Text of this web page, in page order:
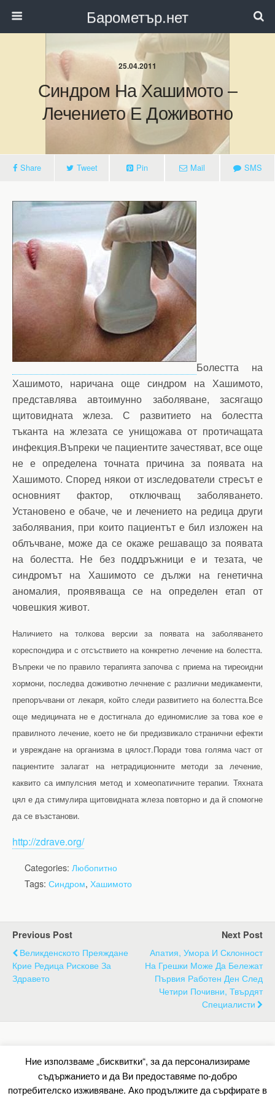
Барометър.нет
25.04.2011
Синдром На Хашимото –
Лечението Е Доживотно
Share Tweet Pin Mail SMS
Болестта на
Хашимото, наричана още синдром на Хашимото,
представлява автоимунно заболяване, засягащо
щитовидната жлеза. С развитието на болестта
тъканта на жлезата се унищожава от протичащата
инфекция.Въпреки че пациентите зачестяват, все още
не е определена точната причина за появата на
Хашимото. Според някои от изследователи стресът е
основният фактор, отключващ заболяването.
Установено е обаче, че и лечението на редица други
заболявания, при които пациентът е бил изложен на
облъчване, може да се окаже решаващо за появата
на болестта. Не без поддръжници е и тезата, че
синдромът на Хашимото се дължи на генетична
аномалия, проявяваща се на определен етап от
човешкия живот.
Наличието на толкова версии за появата на заболяването
кореспондира и с отсъствието на конкретно лечение на болестта.
Въпреки че по правило терапията започва с приема на тиреоидни
хормони, последва доживотно лечнение с различни медикаменти,
препоръчвани от лекаря, който следи развитието на болестта.Все
още медицината не е достигнала до единомислие за това кое е
правилното лечение, което не би предизвикало странични ефекти
и увреждане на организма в цялост.Поради това голяма част от
пациентите залагат на нетрадиционните методи за лечение,
каквито са импулсния метод и хомеопатичните терапии. Тяхната
цял е да стимулира щитовидната жлеза повторно и да й спомогне
да се възстанови.
http://zdrave.org/
Categories: Любопитно
Tags: Синдром, Хашимото
Previous Post
Великденското Преяждане
Крие Редица Рискове За
Здравето
Next Post
Апатия, Умора И Склонност
На Грешки Може Да Бележат
Първия Работен Ден След
Четири Почивни, Твърдят
Специалисти
Back to top
Mobile Desktop
Ние използваме „бисквитки“, за да персонализираме
съдържанието и да Ви предоставяме по-добро
потребителско изживяване. Ако продължите да сърфирате в